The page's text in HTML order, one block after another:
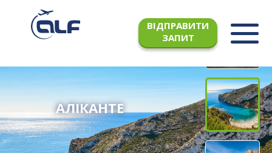
ВІДПРАВИТИ
ЗАПИТ
АЛІКАНТЕ